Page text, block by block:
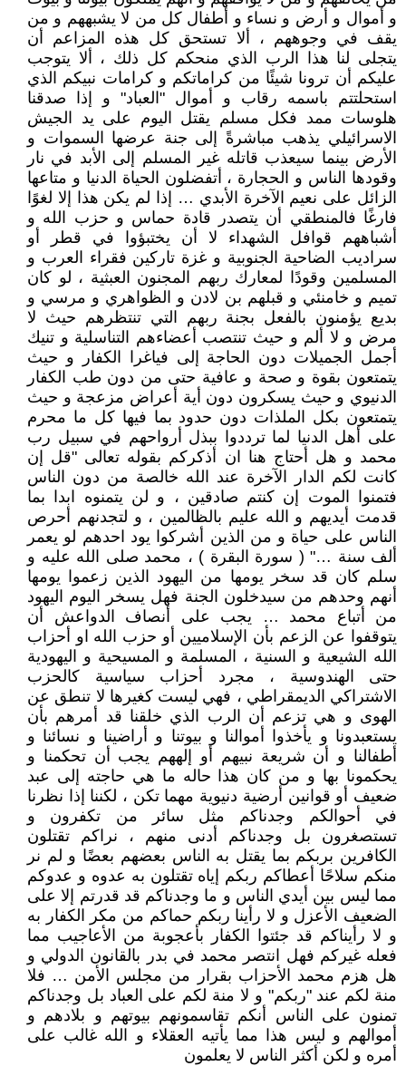
و أموال و أرض و نساء و أطفال كل من لا يشبههم و من
يقف في وجوههم ، ألا تستحق كل هذه المزاعم أن
يتجلى لنا هذا الرب الذي منحكم كل ذلك ، ألا يتوجب
عليكم أن ترونا شيئًا من كراماتكم و كرامات نبيكم الذي
استحلتتم باسمه رقاب و أموال "العباد" و إذا صدقنا
هلوسات ممد فكل مسلم يقتل اليوم على يد الجيش
الاسرائيلي يذهب مباشرةً إلى جنة عرضها السموات و
الأرض بينما سيعذب قاتله غير المسلم إلى الأبد في نار
وقودها الناس و الحجارة ، أتفضلون الحياة الدنيا و متاعها
الزائل على نعيم الآخرة الأبدي … إذا لم يكن هذا إلا لغوًا
فارغًا فالمنطقي أن يتصدر قادة حماس و حزب الله و
أشباههم قوافل الشهداء لا أن يختبؤوا في قطر أو
سراديب الضاحية الجنوبية و غزة تاركين فقراء العرب و
المسلمين وقودًا لمعارك ربهم المجنون العبثية ، لو كان
تميم و خامنئي و قبلهم بن لادن و الظواهري و مرسي و
بديع يؤمنون بالفعل بجنة ربهم التي تنتظرهم حيث لا
مرض و لا ألم و حيث تنتصب أعضاءهم التناسلية و تنيك
أجمل الجميلات دون الحاجة إلى فياغرا الكفار و حيث
يتمتعون بقوة و صحة و عافية حتى من دون طب الكفار
الدنيوي و حيث يسكرون دون أية أعراض مزعجة و حيث
يتمتعون بكل الملذات دون حدود بما فيها كل ما محرم
على أهل الدنيا لما ترددوا ببذل أرواحهم في سبيل رب
محمد و هل أحتاج هنا ان أذكركم بقوله تعالى "قل إن
كانت لكم الدار الآخرة عند الله خالصة من دون الناس
فتمنوا الموت إن كنتم صادقين ، و لن يتمنوه ابدا بما
قدمت أيديهم و الله عليم بالظالمين ، و لتجدنهم أحرص
الناس على حياة و من الذين أشركوا يود احدهم لو يعمر
ألف سنة …" ( سورة البقرة ) ، محمد صلى الله عليه و
سلم كان قد سخر يومها من اليهود الذين زعموا يومها
أنهم وحدهم من سيدخلون الجنة فهل يسخر اليوم اليهود
من أتباع محمد … يجب على أنصاف الدواعش أن
يتوقفوا عن الزعم بأن الإسلاميين أو حزب الله او أحزاب
الله الشيعية و السنية ، المسلمة و المسيحية و اليهودية
حتى الهندوسية ، مجرد أحزاب سياسية كالحزب
الاشتراكي الديمقراطي ، فهي ليست كغيرها لا تنطق عن
الهوى و هي تزعم أن الرب الذي خلقنا قد أمرهم بأن
يستعبدونا و يأخذوا أموالنا و بيوتنا و أراضينا و نسائنا و
أطفالنا و أن شريعة نبيهم أو إلههم يجب أن تحكمنا و
يحكمونا بها و من كان هذا حاله ما هي حاجته إلى عبد
ضعيف أو قوانين أرضية دنيوية مهما تكن ، لكننا إذا نظرنا
في أحوالكم وجدناكم مثل سائر من تكفرون و
تستصغرون بل وجدناكم أدنى منهم ، نراكم تقتلون
الكافرين بربكم بما يقتل به الناس بعضهم بعضًا و لم نر
منكم سلاحًا أعطاكم ربكم إياه تقتلون به عدوه و عدوكم
مما ليس بين أيدي الناس و ما وجدناكم قد قدرتم إلا على
الضعيف الأعزل و لا رأينا ربكم حماكم من مكر الكفار به
و لا رأيناكم قد جئتوا الكفار بأعجوبة من الأعاجيب مما
فعله غيركم فهل انتصر محمد في بدر بالقانون الدولي و
هل هزم محمد الأحزاب بقرار من مجلس الأمن … فلا
منة لكم عند "ربكم" و لا منة لكم على العباد بل وجدناكم
تمنون على الناس أنكم تقاسمونهم بيوتهم و بلادهم و
أموالهم و ليس هذا مما يأتيه العقلاء و الله غالب على
أمره و لكن أكثر الناس لا يعلمون